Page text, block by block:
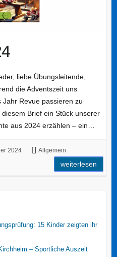
liebe Übungsleitende,
die Adventszeit uns
Revue passieren zu
Brief ein Stück unserer
aus 2024 erzählen – ein…
2024 Allgemein
weiterlesen
15 Kinder zeigten ihr
– Sportliche Auszeit